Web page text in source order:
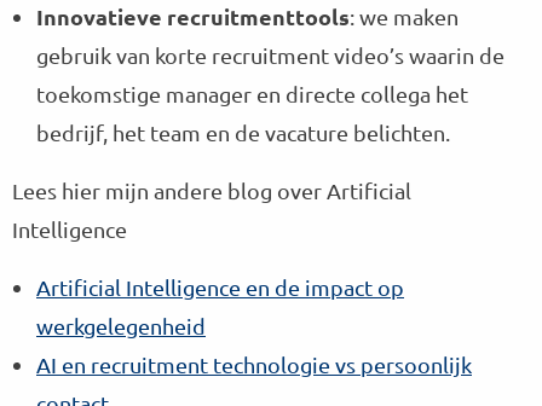
Innovatieve recruitmenttools: we maken
gebruik van korte recruitment video’s waarin de
toekomstige manager en directe collega het
bedrijf, het team en de vacature belichten.
Lees hier mijn andere blog over Artificial
Intelligence
Artificial Intelligence en de impact op
werkgelegenheid
AI en recruitment technologie vs persoonlijk